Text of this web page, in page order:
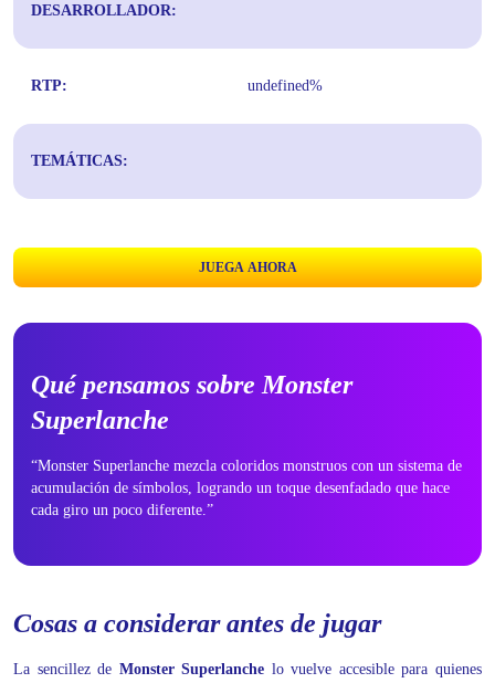
DESARROLLADOR:
RTP: undefined%
TEMÁTICAS:
JUEGA AHORA
Qué pensamos sobre Monster
Superlanche
“Monster Superlanche mezcla coloridos monstruos con un sistema de
acumulación de símbolos, logrando un toque desenfadado que hace
cada giro un poco diferente.”
Cosas a considerar antes de jugar
La sencillez de Monster Superlanche lo vuelve accesible para quienes